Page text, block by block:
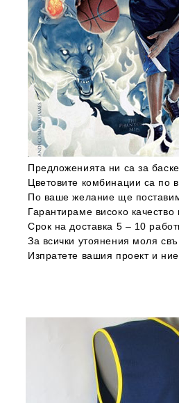
Предложенията ни са за
Цветовите комбинации са по
По ваше желание ще
Гарантираме високо
Срок на доставка 5 – 10
За всички утоянения моля
Изпратете вашия проект и